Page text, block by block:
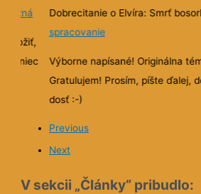
bežná
odložiť,
koniec
Dobrecitanie o Elvíra: Smrť
spracovanie
Výborne napísané! Originálna
Gratulujem! Prosím, píšte ďalej,
dosť :-)
Previous
Next
V sekcii „Články“ pribudlo: